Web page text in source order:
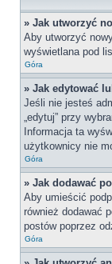
» Jak utworzyć
Aby utworzyć
wyświetlana pod
Góra
» Jak edytować
Jeśli nie jesteś
„edytuj” przy
Informacja ta
użytkownicy nie
Góra
» Jak dodawać
Aby umieścić
również dodawać
postów poprzez
Góra